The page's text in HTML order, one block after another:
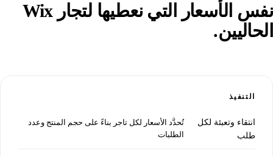
نفس الأسعار التي نعطيها لتجار Wix
الحاليين.
التنفيذ
انتقاء وتعبئة لكل
طلب
تُحدَّد الأسعار لكل تاجر بناءً على حجم المنتج وعدد
الطلبات